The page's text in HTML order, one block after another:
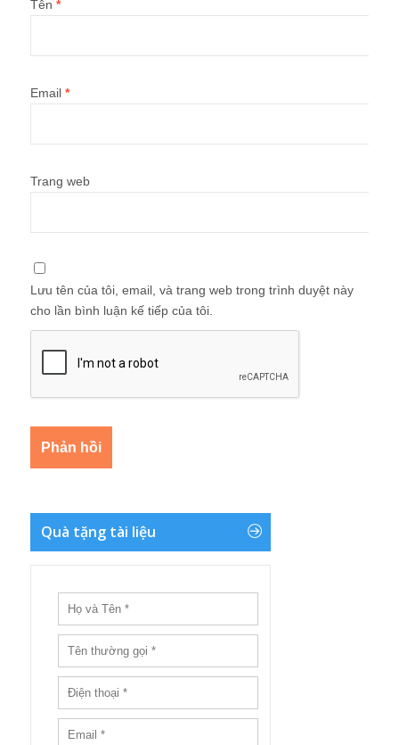
Tên *
Email *
Trang web
Lưu tên của tôi, email, và trang web trong trình duyệt này
cho lần bình luận kế tiếp của tôi.
Quà tặng tài liệu